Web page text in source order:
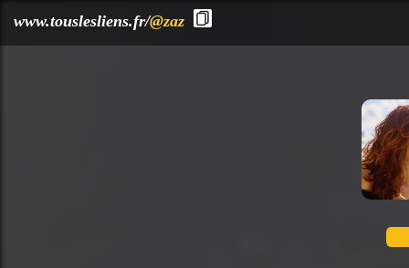
www.touslesliens.fr/@zaz